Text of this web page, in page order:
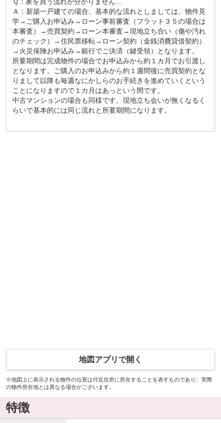
Ｑ：家を買う流れが分かりません…
Ａ：新築一戸建ての場合、基本的な流れとしましては、物件見
学→ご購入お申込み→ローン事前審査（フラット３５の場合は
本審査）→売買契約→ローン本審査→現地立ち合い（傷や汚れ
のチェック）→住民票移転→ローン契約（金銭消費貸借契約）
→火災保険お申込み→銀行でご決済（鍵受領）となります。
所要期間は完成物件の場合でお申込みから約１カ月でお引渡し
となります。ご購入のお申込みから約１週間後に売買契約とな
りまして以降も毎週なにかしらのお手続きを進めていくという
ことになりますので１カ月はあっという間です。
中古マンションの場合も同様です。現地立ち会いが無くなるく
らいで基本的には同じ流れと所要期間になります。
地図アプリで開く
※地図上に表示される物件の位置は付近住所に所在することを表すものであり、実際
の物件所在地とは異なる場合がございます。
特徴